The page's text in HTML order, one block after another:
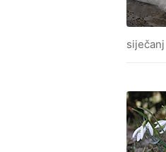
siječanj